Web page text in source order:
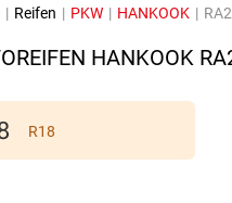
| Reifen | PKW | HANKOOK |
HANKOOK
R18